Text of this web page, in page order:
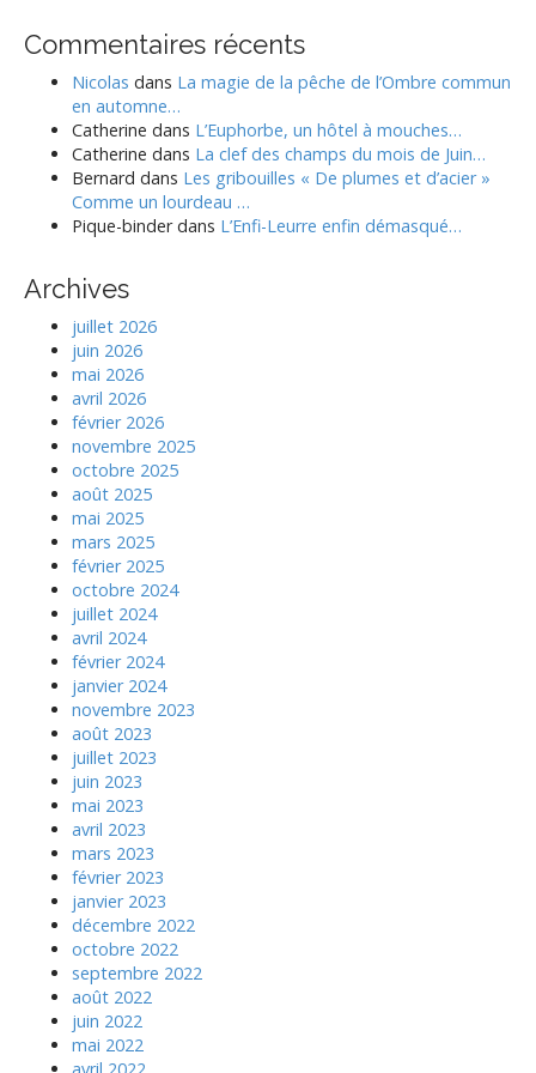
Commentaires récents
Nicolas dans La magie de la pêche de l’Ombre commun
en automne…
Catherine dans L’Euphorbe, un hôtel à mouches…
Catherine dans La clef des champs du mois de Juin…
Bernard dans Les gribouilles « De plumes et d’acier »
Comme un lourdeau …
Pique-binderdans L’Enfi-Leurre enfin démasqué…
Archives
juillet 2026
juin 2026
mai 2026
avril 2026
février 2026
novembre 2025
octobre 2025
août 2025
mai 2025
mars 2025
février 2025
octobre 2024
juillet 2024
avril 2024
février 2024
janvier 2024
novembre 2023
août 2023
juillet 2023
juin 2023
mai 2023
avril 2023
mars 2023
février 2023
janvier 2023
décembre 2022
octobre 2022
septembre 2022
août 2022
juin 2022
mai 2022